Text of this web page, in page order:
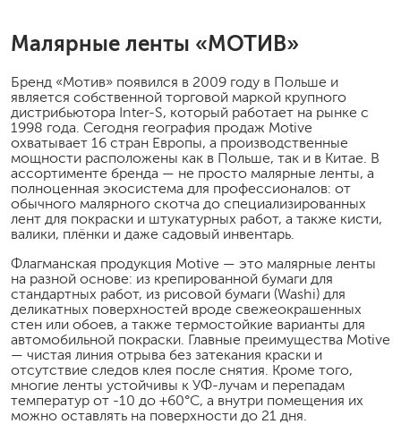
Малярные ленты «МОТИВ»
Бренд «Мотив» появился в 2009 году в Польше и
является собственной торговой маркой крупного
дистрибьютора Inter-S, который работает на рынке с
1998 года. Сегодня география продаж Motive
охватывает 16 стран Европы, а производственные
мощности расположены как в Польше, так и в Китае. В
ассортименте бренда — не просто малярные ленты, а
полноценная экосистема для профессионалов: от
обычного малярного скотча до специализированных
лент для покраски и штукатурных работ, а также кисти,
валики, плёнки и даже садовый инвентарь.
Флагманская продукция Motive — это малярные ленты
на разной основе: из крепированной бумаги для
стандартных работ, из рисовой бумаги (Washi) для
деликатных поверхностей вроде свежеокрашенных
стен или обоев, а также термостойкие варианты для
автомобильной покраски. Главные преимущества Motive
— чистая линия отрыва без затекания краски и
отсутствие следов клея после снятия. Кроме того,
многие ленты устойчивы к УФ-лучам и перепадам
температур от -10 до +60°C, а внутри помещения их
можно оставлять на поверхности до 21 дня.